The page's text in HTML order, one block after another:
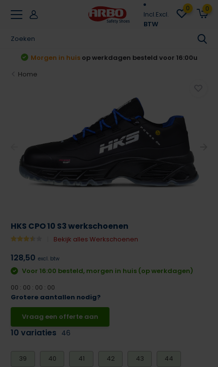
Incl.Excl.
BTW
0 0
16:00u Achteraf betalenKlarna & Riverty
Home
HKS CPO 10 S3 werkschoenen
Bekijk alles Werkschoenen
128,50 excl. btw
Voor 16:00 besteld, morgen in huis (op werkdagen)
00 : 00 : 00 : 00
Grotere aantallen nodig?
Vraag een offerte aan
10 variaties 46
39 40 41 42 43 44